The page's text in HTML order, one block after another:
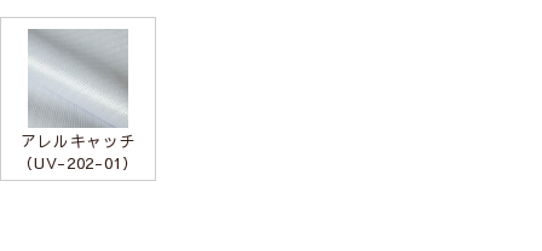
【ドレープ】遮熱・保温機能について詳しく知
る
アレルキャッチ
（UV-202-01）